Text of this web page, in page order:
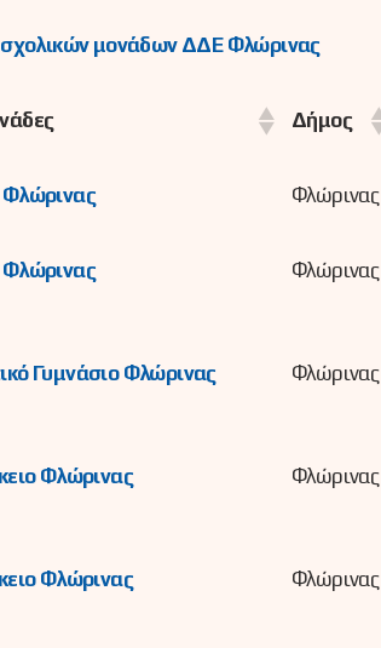
μονάδων ΔΔΕ Φλώρινας
Δήμος
Φλώρινας Φλώρινας
Φλώρινας Φλώρινας
Γυμνάσιο Φλώρινας Φλώρινας
Φλώρινας Φλώρινας
Φλώρινας Φλώρινας